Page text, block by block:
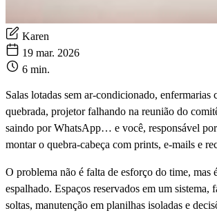
Karen
19 mar. 2026
6 min.
Salas lotadas sem ar-condicionado, enfermarias
quebrada, projetor falhando na reunião do
saindo por WhatsApp… e você, responsável por
montar o quebra-cabeça com prints, e-mails e
O problema não é falta de esforço do time, mas
espalhado. Espaços reservados em um sistema,
soltas, manutenção em planilhas isoladas e